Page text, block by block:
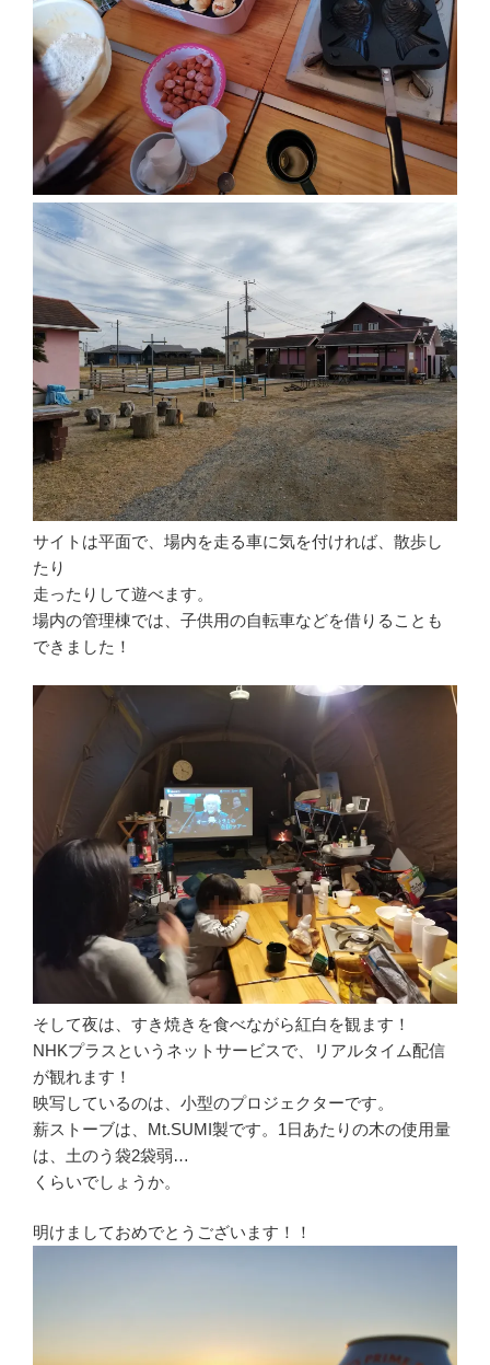
サイトは平面で、場内を走る車に気を付ければ、散歩し
たり
走ったりして遊べます。
場内の管理棟では、子供用の自転車などを借りることも
できました！
そして夜は、すき焼きを食べながら紅白を観ます！
NHKプラスというネットサービスで、リアルタイム配信
が観れます！
映写しているのは、小型のプロジェクターです。
薪ストーブは、Mt.SUMI製です。1日あたりの木の使用量
は、土のう袋2袋弱…
くらいでしょうか。
明けましておめでとうございます！！